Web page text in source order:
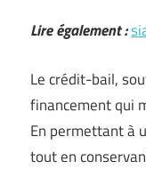
Lire également :
Le crédit-bail,
financement qui
En permettant à
tout en